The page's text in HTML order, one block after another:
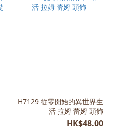
H7129 從零開始的異世界生
活 拉姆 蕾姆 頭飾
HK$48.00